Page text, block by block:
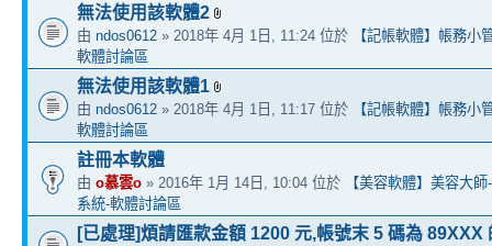
無法使用該軟體2
由 ndos0612 » 2018年 4月 1日, 11:24 位於
【記帳軟體】帳務小
軟體討論區
無法使用該軟體1
由 ndos0612 » 2018年 4月 1日, 11:17 位於
【記帳軟體】帳務小
軟體討論區
註冊本軟體
由 o慕雲o » 2016年 1月 14日, 10:04 位於
【美容軟體】美容大
系統-軟體討論區
[已處理]煩請匯款金額 1200 元,帳號末 5 碼為 89XXX